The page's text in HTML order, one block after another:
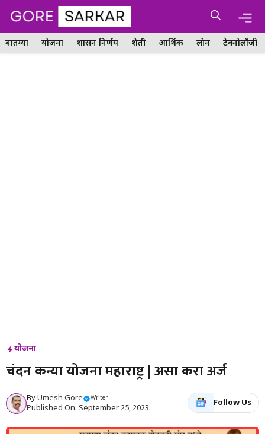
Skip
content
बातम्या योजना शासन निर्णय शेती आर्थिक लोन टेक्नोलॉजी
योजना
चंदन कन्या योजना महाराष्ट्र | असा करा अर्ज
ByUmesh Gore Writer
Published On: September 25, 2023
Follow Us